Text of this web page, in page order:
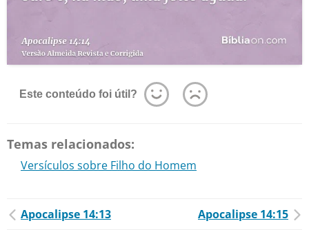
Este conteúdo foi útil?
Temas relacionados:
Versículos sobre Filho do Homem
Apocalipse 14:13 Apocalipse 14:15